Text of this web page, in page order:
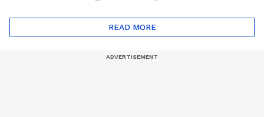
ഒറിയോണിന്റെ യാത്ര
ആരംഭിച്ചു
READ MORE